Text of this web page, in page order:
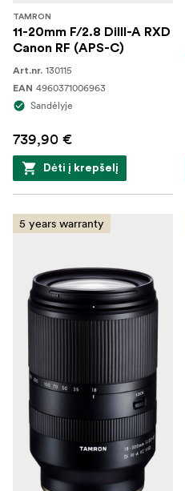
TAMRON
11-20mm F/2.8 DiIII-A RXD
Canon RF (APS-C)
Art.nr. 130115
EAN 4960371006963
Sandėlyje
739,90 €
Dėti į krepšelį
5 years warranty